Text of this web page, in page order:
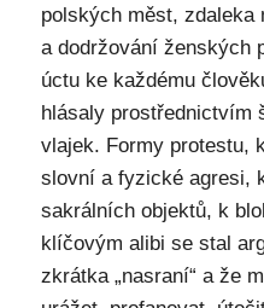
polských měst, zdaleka
a dodržování ženských
úctu ke každému
hlásaly prostřednictvím
vlajek. Formy protestu,
slovní a fyzické agresi,
sakrálních objektů, k
klíčovým alibi se stal
zkrátka „nasraní“ a že